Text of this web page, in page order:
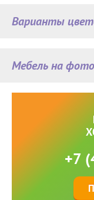
Мебель на
Варианты
+7